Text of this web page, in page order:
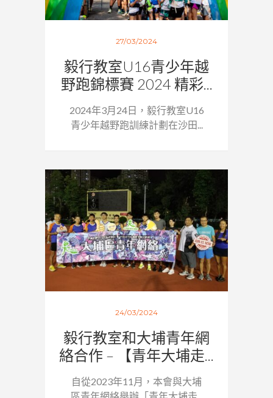
27/03/2024
毅行教室U16青少年越
野跑錦標賽 2024 精彩...
2024年3月24日，毅行教室U16
青少年越野跑訓練計劃在沙田...
24/03/2024
毅行教室和大埔青年網
絡合作 – 【青年大埔走...
自從2023年11月，本會與大埔
區青年網絡舉辦「青年大埔走...